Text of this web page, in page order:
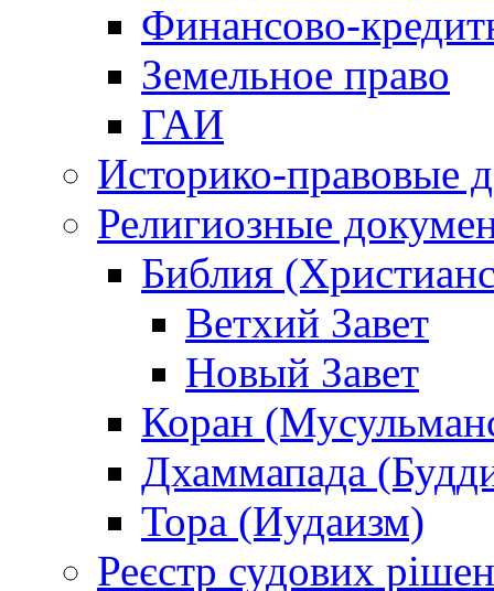
Финансово-
Земельное право
ГАИ
Историко-правовые
Религиозные
Библия
Ветхий Завет
Новый Завет
Коран
Дхаммапада
Тора (Иудаизм)
Реєстр судових